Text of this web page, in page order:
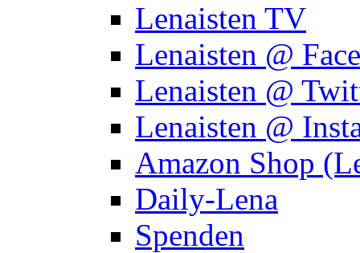
Lenaisten TV
Lenaisten @
Lenaisten @
Lenaisten @
Amazon Shop
Daily-Lena
Spenden